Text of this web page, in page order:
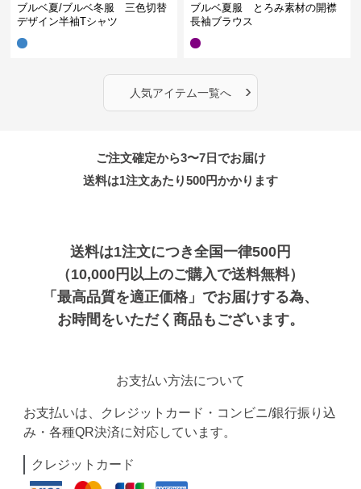
ブルベ夏/ブルベ冬服 三色切替
デザイン半袖Tシャツ
ブルベ夏服 とろみ素材の開襟
長袖ブラウス
人気アイテム一覧へ ›
ご注文確定から3〜7日でお届け
送料は1注文あたり500円かかります
送料は1注文につき全国一律500円
（10,000円以上のご購入で送料無料）
「最高品質を適正価格」でお届けする為、
お時間をいただく商品もございます。
お支払い方法について
お支払いは、クレジットカード・コンビニ/銀行振り込
み・各種QR決済に対応しています。
クレジットカード